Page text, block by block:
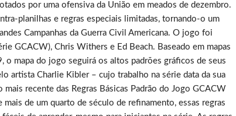
por uma ofensiva da União em meados de dezembro.
planilhas e regras especiais limitadas, tornando-o um
Campanhas da Guerra Civil Americana. O jogo foi
GCACW), Chris Withers e Ed Beach. Baseado em mapas
o mapa do jogo seguirá os altos padrões gráficos de seus
artista Charlie Kibler – cujo trabalho na série data da sua
recente das Regras Básicas Padrão do Jogo GCACW
de um quarto de século de refinamento, essas regras